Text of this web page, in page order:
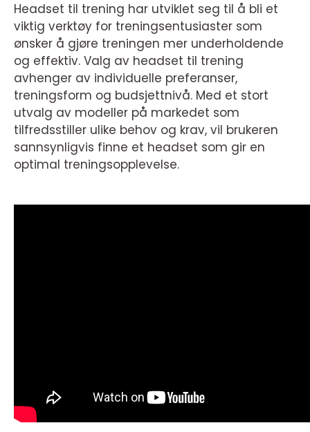
Headset til trening har utviklet seg til å bli et
viktig verktøy for treningsentusiaster som
ønsker å gjøre treningen mer underholdende
og effektiv. Valg av headset til trening
avhenger av individuelle preferanser,
treningsform og budsjettnivå. Med et stort
utvalg av modeller på markedet som
tilfredsstiller ulike behov og krav, vil brukeren
sannsynligvis finne et headset som gir en
optimal treningsopplevelse.